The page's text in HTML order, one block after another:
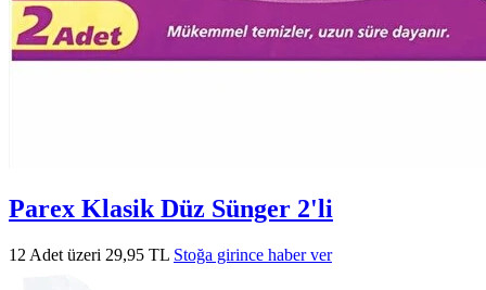
Parex Klasik Düz Sünger 2'li
12 Adet üzeri 29,95 TL Stoğa girince haber ver